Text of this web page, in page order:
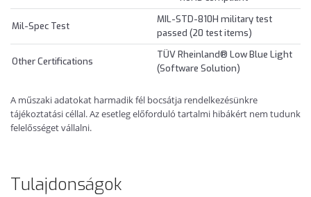
Mil-Spec Test
MIL-STD-810H military test
passed (20 test items)
Other Certifications
TÜV Rheinland® Low Blue Light
(Software Solution)
A műszaki adatokat harmadik fél bocsátja rendelkezésünkre
tájékoztatási céllal. Az esetleg előforduló tartalmi hibákért nem tudunk
felelősséget vállalni.
Tulajdonságok